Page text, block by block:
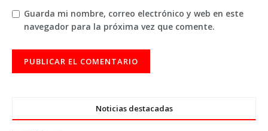
Guarda mi nombre, correo electrónico y web en este
navegador para la próxima vez que comente.
Noticias destacadas